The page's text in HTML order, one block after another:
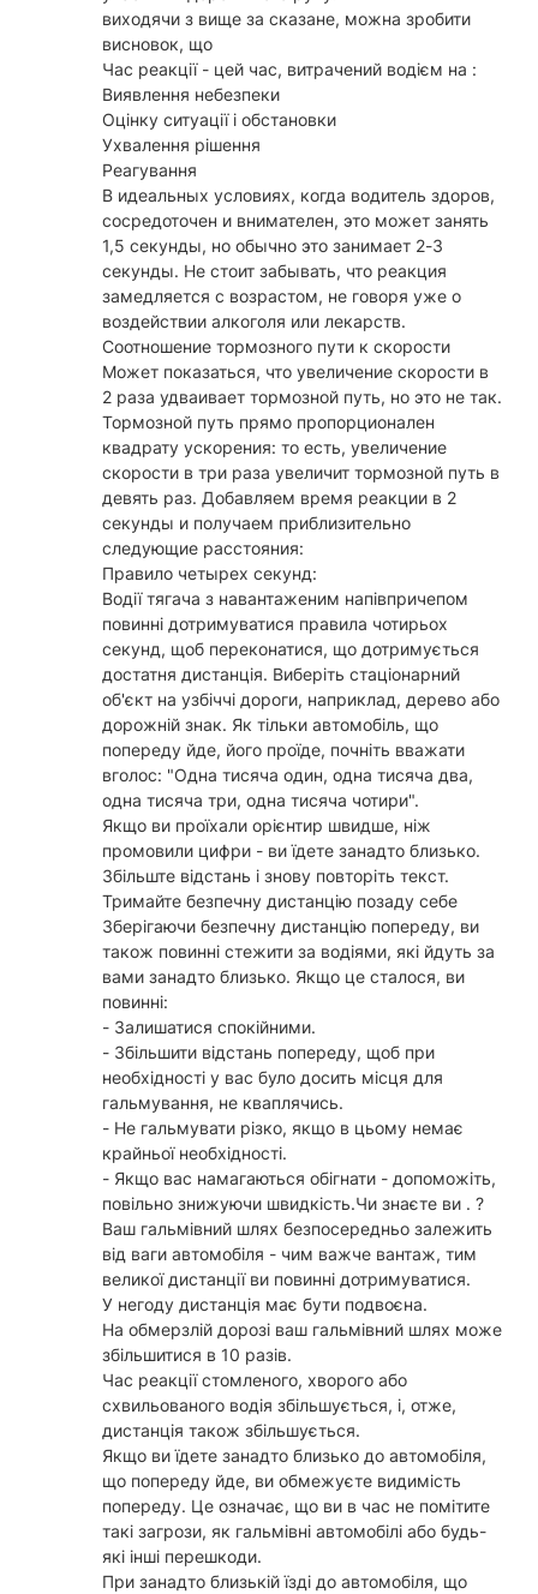
виходячи з вище за сказане, можна зробити
висновок, що
Час реакції - цей час, витрачений водієм на :
Виявлення небезпеки
Оцінку ситуації і обстановки
Ухвалення рішення
Реагування
В идеальных условиях, когда водитель здоров,
сосредоточен и внимателен, это может занять
1,5 секунды, но обычно это занимает 2-3
секунды. Не стоит забывать, что реакция
замедляется с возрастом, не говоря уже о
воздействии алкоголя или лекарств.
Соотношение тормозного пути к скорости
Может показаться, что увеличение скорости в
2 раза удваивает тормозной путь, но это не так.
Тормозной путь прямо пропорционален
квадрату ускорения: то есть, увеличение
скорости в три раза увеличит тормозной путь в
девять раз. Добавляем время реакции в 2
секунды и получаем приблизительно
следующие расстояния:
Правило четырех секунд:
Водії тягача з навантаженим напівпричепом
повинні дотримуватися правила чотирьох
секунд, щоб переконатися, що дотримується
достатня дистанція. Виберіть стаціонарний
об'єкт на узбіччі дороги, наприклад, дерево або
дорожній знак. Як тільки автомобіль, що
попереду йде, його проїде, почніть вважати
вголос: "Одна тисяча один, одна тисяча два,
одна тисяча три, одна тисяча чотири".
Якщо ви проїхали орієнтир швидше, ніж
промовили цифри - ви їдете занадто близько.
Збільште відстань і знову повторіть текст.
Тримайте безпечну дистанцію позаду себе
Зберігаючи безпечну дистанцію попереду, ви
також повинні стежити за водіями, які йдуть за
вами занадто близько. Якщо це сталося, ви
повинні:
- Залишатися спокійними.
- Збільшити відстань попереду, щоб при
необхідності у вас було досить місця для
гальмування, не кваплячись.
- Не гальмувати різко, якщо в цьому немає
крайньої необхідності.
- Якщо вас намагаються обігнати - допоможіть,
повільно знижуючи швидкість.Чи знаєте ви . ?
Ваш гальмівний шлях безпосередньо залежить
від ваги автомобіля - чим важче вантаж, тим
великої дистанції ви повинні дотримуватися.
У негоду дистанція має бути подвоєна.
На обмерзлій дорозі ваш гальмівний шлях може
збільшитися в 10 разів.
Час реакції стомленого, хворого або
схвильованого водія збільшується, і, отже,
дистанція також збільшується.
Якщо ви їдете занадто близько до автомобіля,
що попереду йде, ви обмежуєте видимість
попереду. Це означає, що ви в час не помітите
такі загрози, як гальмівні автомобілі або будь-
які інші перешкоди.
При занадто близькій їзді до автомобіля, що